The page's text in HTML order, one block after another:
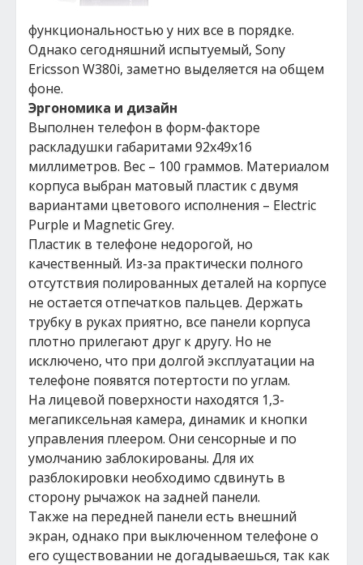
функциональностью у них все в порядке.
Однако сегодняшний испытуемый, Sony
Ericsson W380i, заметно выделяется на общем
фоне.
Эргономика и дизайн
Выполнен телефон в форм-факторе
раскладушки габаритами 92х49х16
миллиметров. Вес – 100 граммов. Материалом
корпуса выбран матовый пластик с двумя
вариантами цветового исполнения – Electric
Purple и Magnetic Grey.
Пластик в телефоне недорогой, но
качественный. Из-за практически полного
отсутствия полированных деталей на корпусе
не остается отпечатков пальцев. Держать
трубку в руках приятно, все панели корпуса
плотно прилегают друг к другу. Но не
исключено, что при долгой эксплуатации на
телефоне появятся потертости по углам.
На лицевой поверхности находятся 1,3-
мегапиксельная камера, динамик и кнопки
управления плеером. Они сенсорные и по
умолчанию заблокированы. Для их
разблокировки необходимо сдвинуть в
сторону рычажок на задней панели.
Также на передней панели есть внешний
экран, однако при выключенном телефоне о
его существовании не догадываешься, так как